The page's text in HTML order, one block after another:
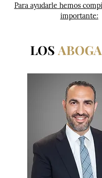
Para ayudarle hemos
importante:
LOS